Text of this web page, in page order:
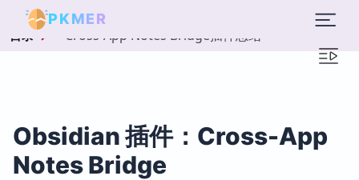
PKMER
目录 Cross-App Notes Bridge插件总结
Obsidian 插件：Cross-App
Notes Bridge